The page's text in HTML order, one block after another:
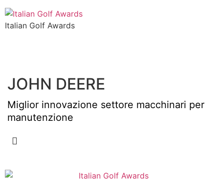
Italian Golf Awards
JOHN DEERE
Miglior innovazione settore macchinari per
manutenzione